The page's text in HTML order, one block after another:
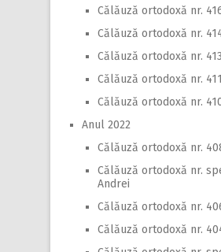
Călăuză ortodoxă nr.
Călăuză ortodoxă nr.
Călăuză ortodoxă nr. 413
Călăuză ortodoxă nr.
Călăuză ortodoxă nr.
Anul 2022
Călăuză ortodoxă nr.
Călăuză ortodoxă nr.
Andrei
Călăuză ortodoxă nr.
Călăuză ortodoxă nr.